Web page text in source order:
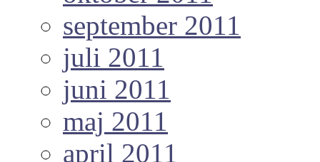
september 2011
juli 2011
juni 2011
maj 2011
april 2011